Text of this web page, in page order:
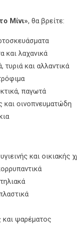
Μίνι», θα βρείτε:
και λαχανικά
τυριά και αλλαντικά
παγωτά
και οινοπνευματώδη
και οικιακής
και ψαρέματος